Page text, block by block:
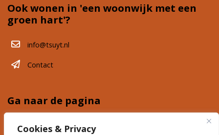
Cookies & Privacy
Ook wonen in 'een woonwijk met een
groen hart'?
info@tsuyt.nl
Contact
Ga naar de pagina
Plannen